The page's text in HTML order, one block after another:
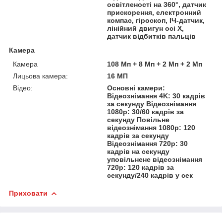
освітленості на 360°, датчик
прискорення, електронний
компас, гіроскоп, ІЧ-датчик,
лінійний двигун осі X,
датчик відбитків пальців
Камера
Камера
108 Мп + 8 Мп + 2 Мп + 2 Мп
Лицьова камера:
16 МП
Відео:
Основні камери:
Відеознімання 4K: 30 кадрів
за секунду Відеознімання
1080p: 30/60 кадрів за
секунду Повільне
відеознімання 1080p: 120
кадрів за секунду
Відеознімання 720p: 30
кадрів на секунду
уповільнене відеознімання
720p: 120 кадрів за
секунду/240 кадрів у сек
Приховати